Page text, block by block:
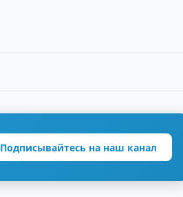
Подписывайтесь на наш канал